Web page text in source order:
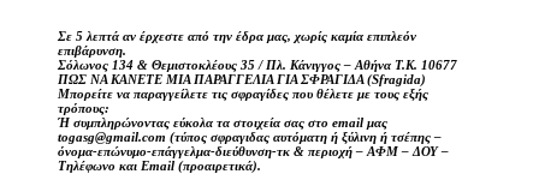
Σε 5 λεπτά αν έρχεστε από την έδρα μας, χωρίς καμία επιπλεόν
επιβάρυνση.
Σόλωνος 134 & Θεμιστοκλέους 35 / Πλ. Κάνιγγος – Αθήνα Τ.Κ. 10677
ΠΩΣ ΝΑ ΚΑΝΕΤΕ ΜΙΑ ΠΑΡΑΓΓΕΛΙΑ ΓΙΑ ΣΦΡΑΓΙΔΑ (Sfragida)
Μπορείτε να παραγγείλετε τις σφραγίδες που θέλετε με τους εξής
τρόπους:
Ή συμπληρώνοντας εύκολα τα στοιχεία σας στο email μας
togasg@gmail.com (τύπος σφραγιδας αυτόματη ή ξύλινη ή τσέπης –
όνομα-επώνυμο-επάγγελμα-διεύθυνση-τκ & περιοχή – ΑΦΜ – ΔΟΥ –
Τηλέφωνο και Email (προαιρετικά).